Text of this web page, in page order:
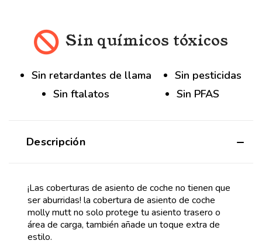
Sin químicos tóxicos
Sin retardantes de llama
Sin pesticidas
Sin ftalatos
Sin PFAS
Descripción
¡Las coberturas de asiento de coche no tienen que
ser aburridas! la cobertura de asiento de coche
molly mutt no solo protege tu asiento trasero o
área de carga, también añade un toque extra de
estilo.